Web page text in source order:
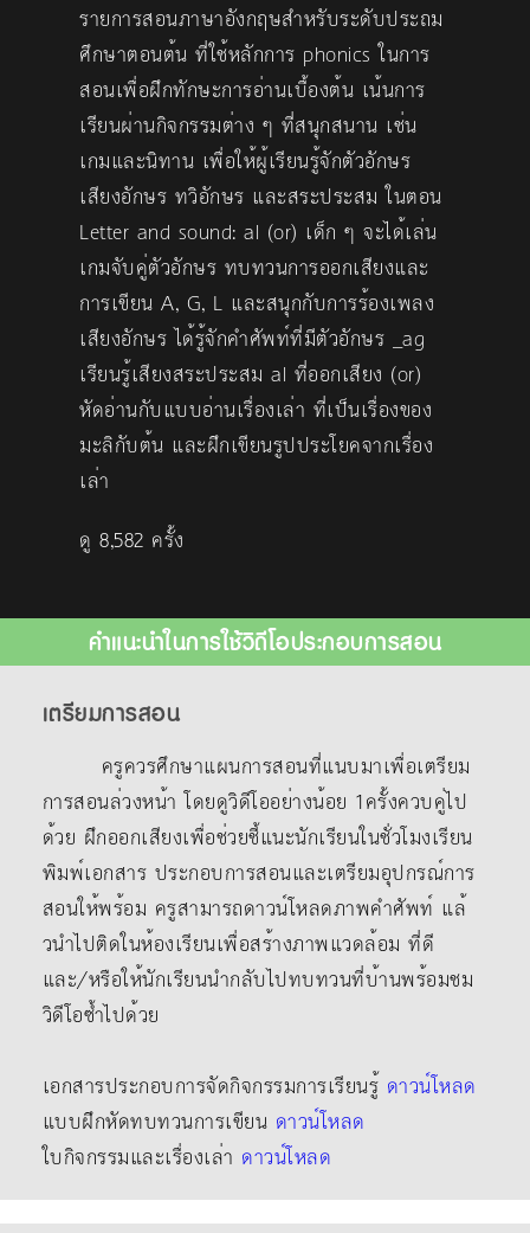
รายการสอนภาษาอังกฤษสำหรับระดับประถม
ศึกษาตอนต้น ที่ใช้หลักการ phonics ในการ
สอนเพื่อฝึกทักษะการอ่านเบื้องต้น เน้นการ
เรียนผ่านกิจกรรมต่าง ๆ ที่สนุกสนาน เช่น
เกมและนิทาน เพื่อให้ผู้เรียนรู้จักตัวอักษร
เสียงอักษร ทวิอักษร และสระประสม ในตอน
Letter and sound: al (or) เด็ก ๆ จะได้เล่น
เกมจับคู่ตัวอักษร ทบทวนการออกเสียงและ
การเขียน A, G, L และสนุกกับการร้องเพลง
เสียงอักษร ได้รู้จักคำศัพท์ที่มีตัวอักษร _ag
เรียนรู้เสียงสระประสม al ที่ออกเสียง (or)
หัดอ่านกับแบบอ่านเรื่องเล่า ที่เป็นเรื่องของ
มะลิกับต้น และฝึกเขียนรูปประโยคจากเรื่อง
เล่า
ดู 8,582 ครั้ง
คำแนะนำในการใช้วิดีโอประกอบการสอน
เตรียมการสอน
ครูควรศึกษาแผนการสอนที่แนบมาเพื่อเตรียม
การสอนล่วงหน้า โดยดูวิดีโออย่างน้อย 1ครั้งควบคู่ไป
ด้วย ฝึกออกเสียงเพื่อช่วยชี้แนะนักเรียนในชั่วโมงเรียน
พิมพ์เอกสาร ประกอบการสอนและเตรียมอุปกรณ์การ
สอนให้พร้อม ครูสามารถดาวน์โหลดภาพคําศัพท์ แล้
วนําไปติดในห้องเรียนเพื่อสร้างภาพแวดล้อม ที่ดี
และ/หรือให้นักเรียนนํากลับไปทบทวนที่บ้านพร้อมชม
วิดีโอซ้ำไปด้วย
เอกสารประกอบการจัดกิจกรรมการเรียนรู้ ดาวน์โหลด
แบบฝึกหัดทบทวนการเขียน ดาวน์โหลด
ใบกิจกรรมและเรื่องเล่า ดาวน์โหลด